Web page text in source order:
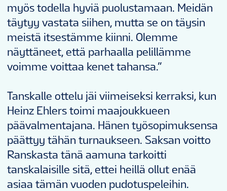
myös todella hyviä puolustamaan. Meidän
täytyy vastata siihen, mutta se on täysin
meistä itsestämme kiinni. Olemme
näyttäneet, että parhaalla pelillämme
voimme voittaa kenet tahansa.”
Tanskalle ottelu jäi viimeiseksi kerraksi, kun
Heinz Ehlers toimi maajoukkueen
päävalmentajana. Hänen työsopimuksensa
päättyy tähän turnaukseen. Saksan voitto
Ranskasta tänä aamuna tarkoitti
tanskalaisille sitä, ettei heillä ollut enää
asiaa tämän vuoden pudotuspeleihin.